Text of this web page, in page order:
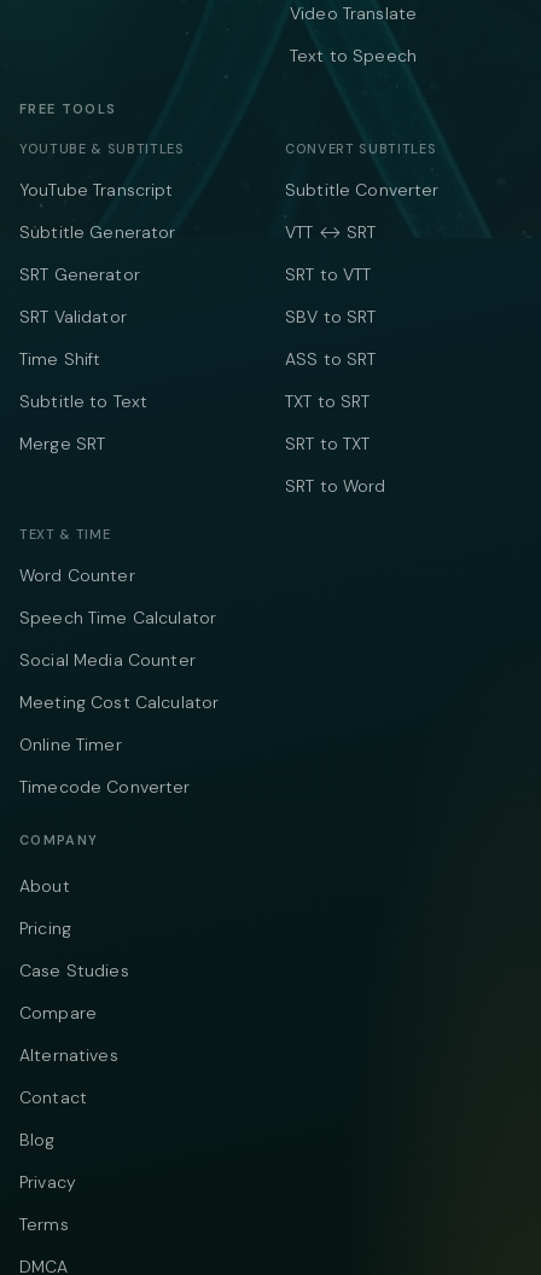
Video Translate
Text to Speech
FREE TOOLS
YOUTUBE & SUBTITLES
YouTube Transcript
Subtitle Generator
SRT Generator
SRT Validator
Time Shift
Subtitle to Text
Merge SRT
CONVERT SUBTITLES
Subtitle Converter
VTT ↔ SRT
SRT to VTT
SBV to SRT
ASS to SRT
TXT to SRT
SRT to TXT
SRT to Word
TEXT & TIME
Word Counter
Speech Time Calculator
Social Media Counter
Meeting Cost Calculator
Online Timer
Timecode Converter
COMPANY
About
Pricing
Case Studies
Compare
Alternatives
Contact
Blog
Privacy
Terms
DMCA